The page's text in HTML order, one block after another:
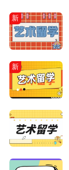
新
新